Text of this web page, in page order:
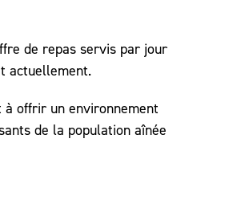
de repas servis par jour
actuellement.
à offrir un environnement
de la population aînée